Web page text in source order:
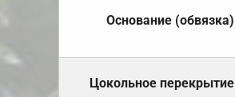
Основание (обвязка)
Цокольное перекрытие